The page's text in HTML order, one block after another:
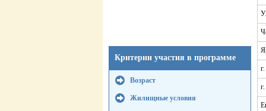
Критерии участия в программе
Возраст
Жилищные условия